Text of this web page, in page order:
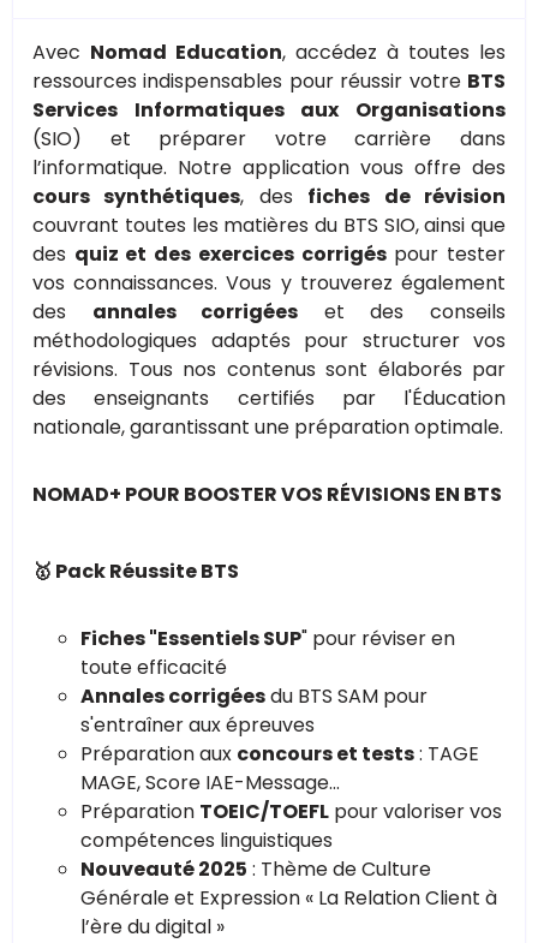
Avec Nomad Education, accédez à toutes les
ressources indispensables pour réussir votre BTS
Services Informatiques aux Organisations
(SIO) et préparer votre carrière dans
l’informatique. Notre application vous offre des
cours synthétiques, des fiches de révision
couvrant toutes les matières du BTS SIO, ainsi que
des quiz et des exercices corrigéspour tester
vos connaissances. Vous y trouverez également
des annales corrigées et des conseils
méthodologiques adaptés pour structurer vos
révisions. Tous nos contenus sont élaborés par
des enseignants certifiés par l'Éducation
nationale, garantissant une préparation optimale.
NOMAD+ POUR BOOSTER VOS RÉVISIONS EN BTS
🥇 Pack Réussite BTS
Fiches "Essentiels SUP" pour réviser en
toute efficacité
Annales corrigéesdu BTS SAM pour
s'entraîner aux épreuves
Préparation aux concours et tests: TAGE
MAGE, Score IAE-Message...
Préparation TOEIC/TOEFL pour valoriser vos
compétences linguistiques
Nouveauté 2025 : Thème de Culture
Générale et Expression « La Relation Client à
l’ère du digital »